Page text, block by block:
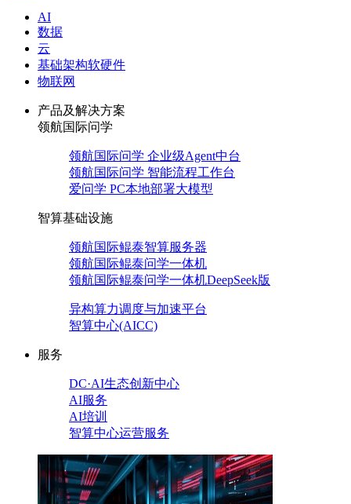
AI
数据
云
基础架构软硬件
物联网
产品及解决方案
领航国际问学
领航国际问学 企业级Agent中台
领航国际问学 智能流程工作台
爱问学 PC本地部署大模型
智算基础设施
领航国际鲲泰智算服务器
领航国际鲲泰问学一体机
领航国际鲲泰问学一体机DeepSeek版
异构算力调度与加速平台
智算中心(AICC)
服务
DC·AI生态创新中心
AI服务
AI培训
智算中心运营服务